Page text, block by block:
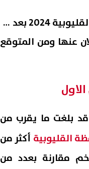
ينتظر أولياء الأمور والطلاب ظهور نتيجة الشهادة الاعدادية القليوبية 2024 بعد أن
عنها ومن المتوقع
قد بلغت ما يقرب من
القليوبية أكثر من
مقارنة بعدد من